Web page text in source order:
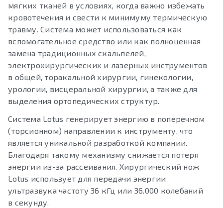
мягких тканей в условиях, когда важно избежать
кровотечения и свести к минимуму термическую
травму. Система может использоваться как
вспомогательное средство или как полноценная
замена традиционных скальпелей,
электрохирургических и лазерных инструментов
в общей, торакальной хирургии, гинекологии,
урологии, висцеральной хирургии, а также для
выделения ортопедических структур.
Система Lotus генерирует энергию в поперечном
(торсионном) направлении к инструменту, что
является уникальной разработкой компании.
Благодаря такому механизму снижается потеря
энергии из-за рассеивания. Хирургический нож
Lotus использует для передачи энергии
ультразвука частоту 36 кГц или 36.000 колебаний
в секунду.